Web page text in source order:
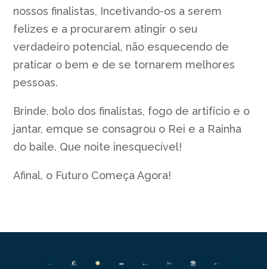
nossos finalistas, Incetivando-os a serem
felizes e a procurarem atingir o seu
verdadeiro potencial, não esquecendo de
praticar o bem e de se tornarem melhores
pessoas.
Brinde, bolo dos finalistas, fogo de artifício e o
jantar, emque se consagrou o Rei e a Rainha
do baile. Que noite inesquecível!
Afinal, o Futuro Começa Agora!